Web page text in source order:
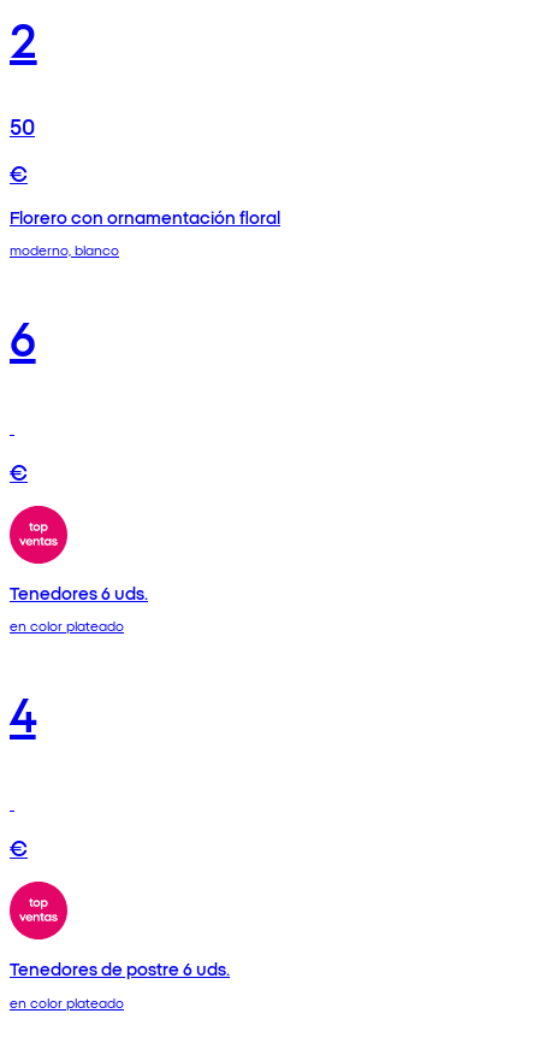
2
50
€
Florero con ornamentación floral
moderno, blanco
6
€
Tenedores 6 uds.
en color plateado
4
€
Tenedores de postre 6 uds.
en color plateado